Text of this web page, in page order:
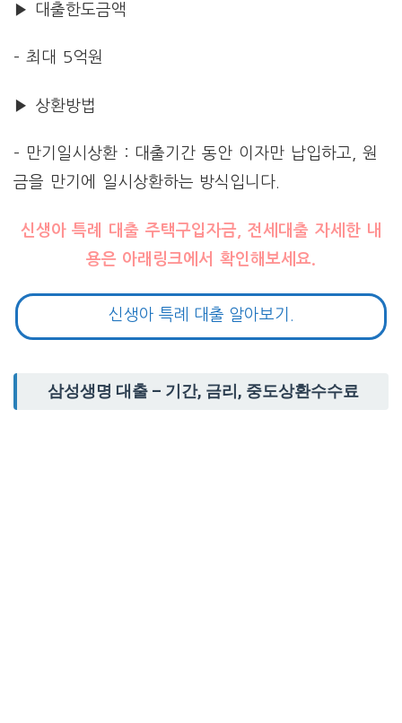
▶ 대출한도금액
– 최대 5억원
▶ 상환방법
– 만기일시상환 : 대출기간 동안 이자만 납입하고, 원
금을 만기에 일시상환하는 방식입니다.
신생아 특례 대출 주택구입자금, 전세대출 자세한 내
용은 아래링크에서 확인해보세요.
신생아 특례 대출 알아보기.
삼성생명 대출 – 기간, 금리, 중도상환수수료